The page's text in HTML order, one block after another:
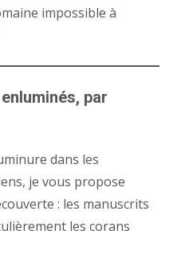
impossible à
par
dans les
je vous propose
: les manuscrits
les corans